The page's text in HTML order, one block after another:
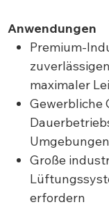
Anwendungen
Premium-
maximaler
Gewerbliche
Umgebungen
Große
erfordern